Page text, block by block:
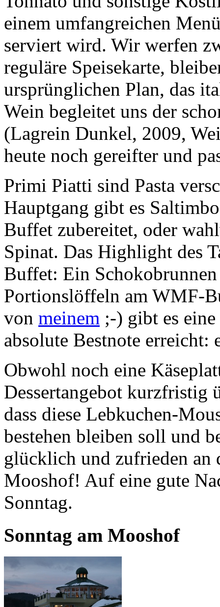
einem umfangreichen
serviert wird. Wir werfen
reguläre Speisekarte,
ursprünglichen Plan, das
Wein begleitet uns der
(Lagrein Dunkel, 2009,
heute noch gereifter und
Primi Piatti sind Pasta
Hauptgang gibt es
Buffet zubereitet, oder
Spinat. Das Highlight des
Buffet: Ein
Portionslöffeln am WMF-
von meinem ;-) gibt es
absolute Bestnote
Obwohl noch eine
Dessertangebot kurzfristig
dass diese Lebkuchen-
bestehen bleiben soll und
glücklich und zufrieden an
Mooshof! Auf eine gute
Sonntag.
Sonntag am Mooshof